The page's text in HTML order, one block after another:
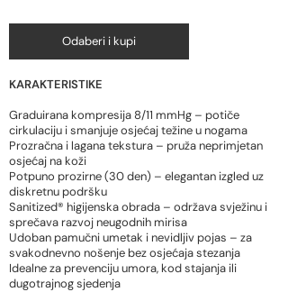
Odaberi i kupi
KARAKTERISTIKE
Graduirana kompresija 8/11 mmHg – potiče
cirkulaciju i smanjuje osjećaj težine u nogama
Prozračna i lagana tekstura – pruža neprimjetan
osjećaj na koži
Potpuno prozirne (30 den) – elegantan izgled uz
diskretnu podršku
Sanitized® higijenska obrada – održava svježinu i
sprečava razvoj neugodnih mirisa
Udoban pamučni umetak i nevidljiv pojas – za
svakodnevno nošenje bez osjećaja stezanja
Idealne za prevenciju umora, kod stajanja ili
dugotrajnog sjedenja